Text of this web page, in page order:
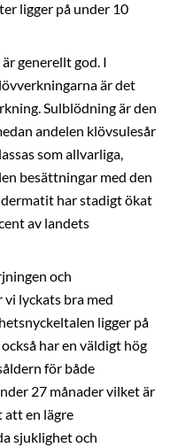
ligger på under 10
generellt god. I
är det
Sulblödning är den
andelen klövsulesår
som allvarliga,
besättningar med den
har stadigt ökat
av landets
och
lyckats bra med
ligger på
har en väldigt hög
för både
27 månader vilket är
att en lägre
sjuklighet och